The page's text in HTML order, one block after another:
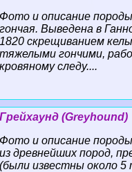
Фото и описание
гончая. Выведена в
1820 скрещиванием
тяжелыми гончими,
кровяному следу....
Грейхаунд (Greyhound)
Фото и описание
из древнейших пород,
(были известны около 5